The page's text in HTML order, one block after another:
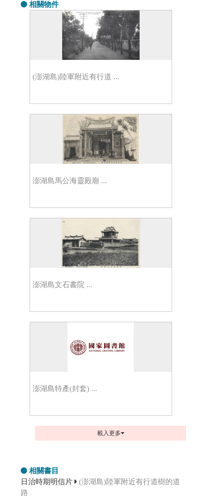
相關物件
(澎湖島)陸軍附近有行道 ...
澎湖島馬公海靈殿廟 ...
澎湖島文石書院 ...
澎湖島特產(封套) ...
載入更多
相關書目
日治時期明信片 (澎湖島)陸軍附近有行道樹的道
路